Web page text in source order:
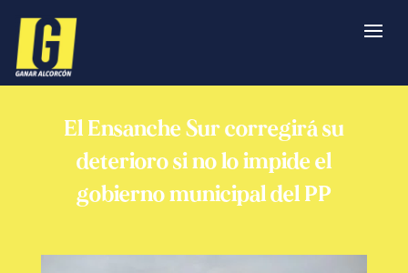
El Ensanche Sur corregirá su
deterioro si no lo impide el
gobierno municipal del PP